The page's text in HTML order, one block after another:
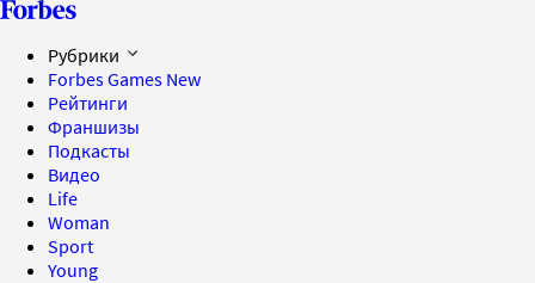
Рубрики
Forbes Games New
Рейтинги
Франшизы
Подкасты
Видео
Life
Woman
Sport
Young